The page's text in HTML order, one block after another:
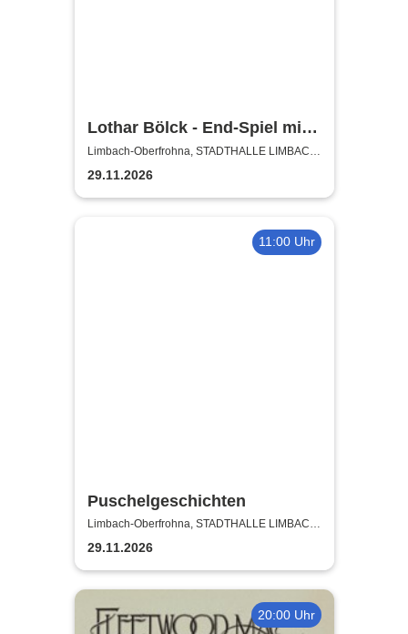
Lothar Bölck - End-Spiel mit
Verlängerung
Limbach-Oberfrohna, STADTHALLE LIMBACH-
OBERFROHNA
29.11.2026
11:00 Uhr
Puschelgeschichten
Limbach-Oberfrohna, STADTHALLE LIMBACH-
OBERFROHNA
29.11.2026
20:00 Uhr